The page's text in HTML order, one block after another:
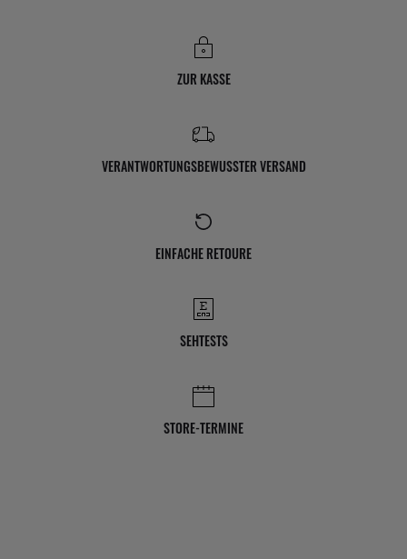
ZUR KASSE
VERANTWORTUNGSBEWUSSTER VERSAND
EINFACHE RETOURE
SEHTESTS
STORE-TERMINE